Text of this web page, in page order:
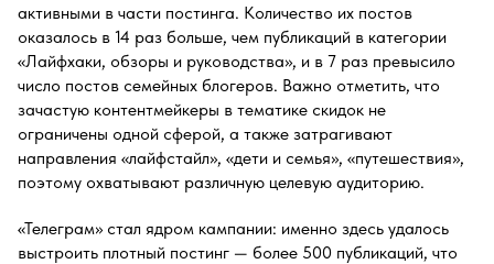
активными в части постинга. Количество их постов
оказалось в 14 раз больше, чем публикаций в категории
«‎Лайфхаки, обзоры и руководства»‎, и в 7 раз превысило
число постов семейных блогеров. Важно отметить, что
зачастую контентмейкеры в тематике скидок не
ограничены одной сферой, а также затрагивают
направления «‎лайфстайл»‎, «‎дети и семья»‎, «‎путешествия»‎,
поэтому охватывают различную целевую аудиторию.
«Телеграм» стал ядром кампании: именно здесь удалось
выстроить плотный постинг — более 500 публикаций, что